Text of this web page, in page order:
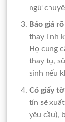
ngữ
Báo giá
thay linh
Họ cung
thay tụ,
sinh nếu
Có giấy
tín sẽ
yêu cầu),